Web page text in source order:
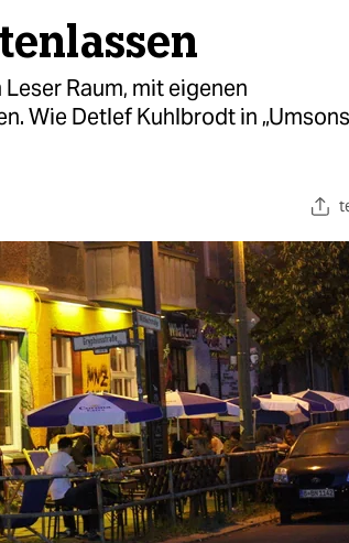
Raum, mit eigenen
Wie Detlef Kuhlbrodt in